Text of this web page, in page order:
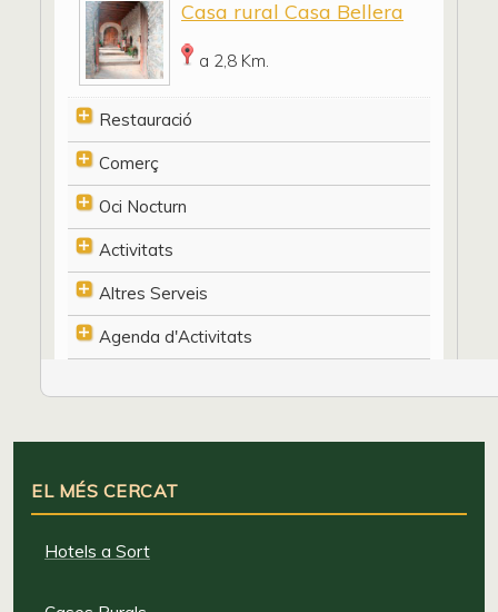
Casa rural Casa Bellera
a 2,8 Km.
Restauració
Comerç
Oci Nocturn
Activitats
Altres Serveis
Agenda d'Activitats
EL MÉS CERCAT
Hotels a Sort